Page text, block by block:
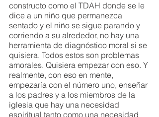
constructo como el TDAH donde se le
dice a un niño que permanezca
sentado y el niño se sigue parando y
corriendo a su alrededor, no hay una
herramienta de diagnóstico moral si se
quisiera. Todos estos son problemas
amorales. Quisiera empezar con eso. Y
realmente, con eso en mente,
empezaría con el número uno, enseñar
a los padres y a los miembros de la
iglesia que hay una necesidad
espiritual tanto como una necesidad